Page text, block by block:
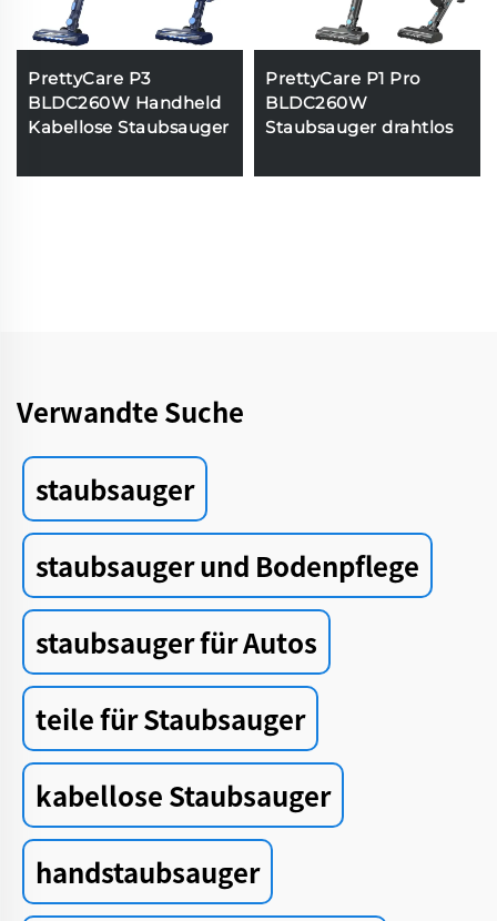
PrettyCare P3
BLDC260W Handheld
Kabellose Staubsauger
PrettyCare P1 Pro
BLDC260W
Staubsauger drahtlos
Verwandte Suche
staubsauger
staubsauger und Bodenpflege
staubsauger für Autos
teile für Staubsauger
kabellose Staubsauger
handstaubsauger